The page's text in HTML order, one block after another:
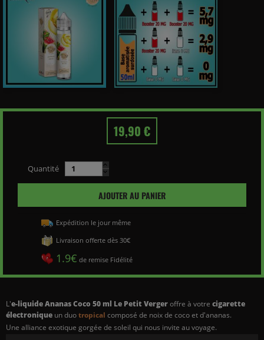
L'e-liquide Ananas Coco 50 ml Le Petit Vergeroffre à votre cigarette
électronique un duotropical composé de noix de coco et d'ananas.
Une alliance exotique gorgée de soleil qui nous invite au voyage.
19,90 €
Quantité
AJOUTER AU PANIER
Expédition le jour même
Livraison offerte dès 30€
1.9€ de remise Fidélité